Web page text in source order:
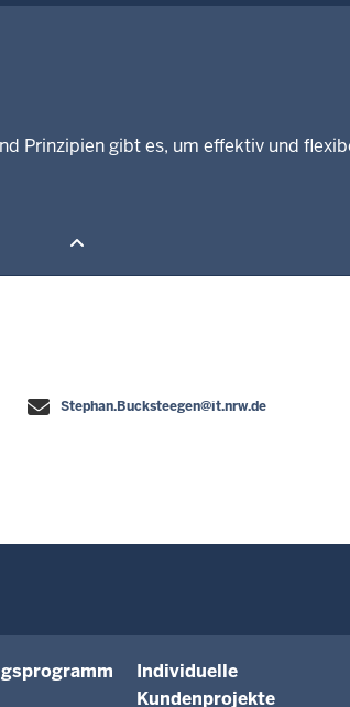
Prinzipien gibt es, um effektiv und
Stephan.Bucksteegen@it.nrw.de
Individuelle
Kundenprojekte